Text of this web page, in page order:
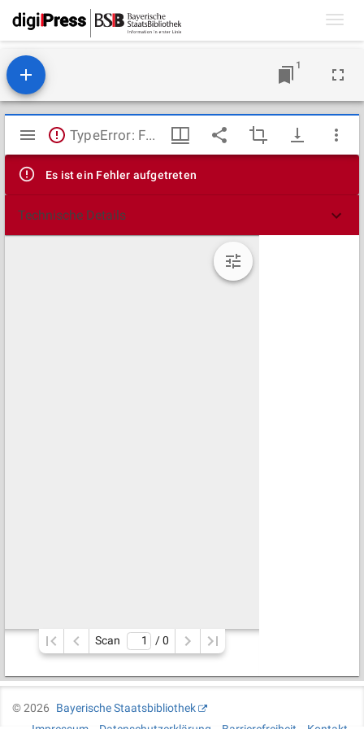
1
Mirador
Viewer
TypeError: Failed to fetch
Es ist ein Fehler aufgetreten
Technische Details
Scan / 0
©2026
Bayerische Staatsbibliothek